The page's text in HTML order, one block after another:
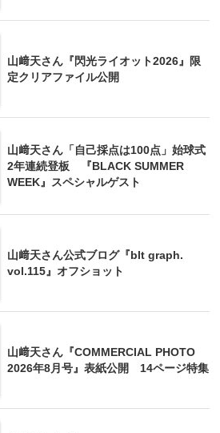
山﨑天さん『閃光ライオット2026』限
定クリアファイル公開
山﨑天さん「自己採点は100点」始球式
2年連続登板 『BLACK SUMMER
WEEK』スペシャルゲスト
山﨑天さん公式ブログ『blt graph.
vol.115』オフショット
山﨑天さん『COMMERCIAL PHOTO
2026年8月号』表紙公開 14ページ特集